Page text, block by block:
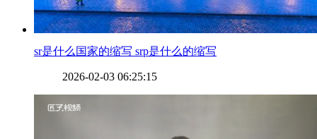
​sr是什么国家的缩写 srp是什么的缩写
2026-02-03 06:25:15